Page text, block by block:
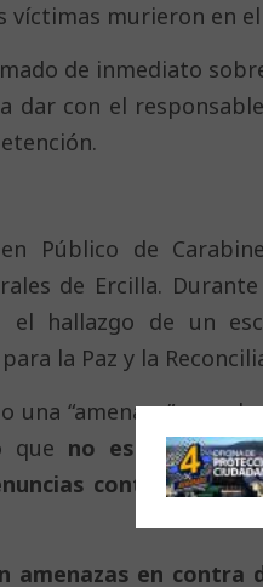
víctimas murieron en el
de inmediato
dar con el
Público de
de Ercilla.
hallazgo de un
la Paz y la
“amenaza” por el
que no es la
contra los
amenazas en contra